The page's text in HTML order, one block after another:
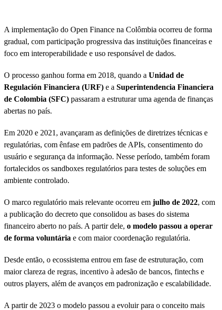
A implementação do Open Finance na Colômbia ocorreu de forma
gradual, com participação progressiva das instituições financeiras e
foco em interoperabilidade e uso responsável de dados.
O processo ganhou forma em 2018, quando a Unidad de
Regulación Financiera (URF) e a Superintendencia Financiera
de Colombia (SFC) passaram a estruturar uma agenda de finanças
abertas no país.
Em 2020 e 2021, avançaram as definições de diretrizes técnicas e
regulatórias, com ênfase em padrões de APIs, consentimento do
usuário e segurança da informação. Nesse período, também foram
fortalecidos os sandboxes regulatórios para testes de soluções em
ambiente controlado.
O marco regulatório mais relevante ocorreu em julho de 2022, com
a publicação do decreto que consolidou as bases do sistema
financeiro aberto no país. A partir dele, o modelo passou a operar
de forma voluntária e com maior coordenação regulatória.
Desde então, o ecossistema entrou em fase de estruturação, com
maior clareza de regras, incentivo à adesão de bancos, fintechs e
outros players, além de avanços em padronização e escalabilidade.
A partir de 2023 o modelo passou a evoluir para o conceito mais